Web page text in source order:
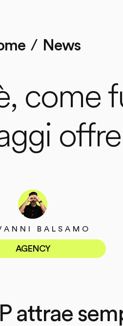
News
come
BALSAMO
AGENCY
attrae